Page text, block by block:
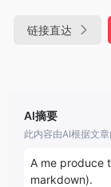
链接直达
AI摘要
此内容由AI根据文
A me produce
markdown).